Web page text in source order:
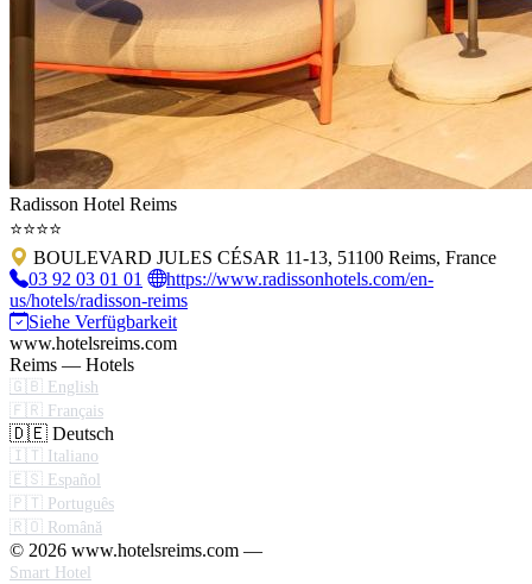
Radisson Hotel Reims
⭐⭐⭐⭐
BOULEVARD JULES CÉSAR 11-13, 51100 Reims, France
03 92 03 01 01
https://www.radissonhotels.com/en-
us/hotels/radisson-reims
Siehe Verfügbarkeit
www.hotelsreims.com
Reims — Hotels
🇬🇧 English
🇫🇷 Français
🇩🇪 Deutsch
🇮🇹 Italiano
🇪🇸 Español
🇵🇹 Português
🇷🇴 Română
© 2026 www.hotelsreims.com —
Smart Hotel